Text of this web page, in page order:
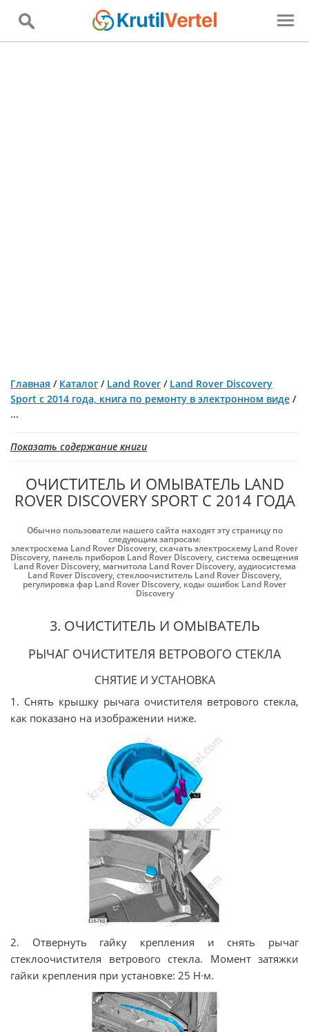
Главная / Каталог / Land Rover / Land Rover Discovery
Sport с 2014 года, книга по ремонту в электронном виде /
...
Показать содержание книги
ОЧИСТИТЕЛЬ И ОМЫВАТЕЛЬ LAND
ROVER DISCOVERY SPORT С 2014 ГОДА
Обычно пользователи нашего сайта находят эту страницу по
следующим запросам:
электросхема Land Rover Discovery,скачать электросхему Land Rover
Discovery, панель приборов Land Rover Discovery,система освещения
Land Rover Discovery, магнитола Land Rover Discovery,аудиосистема
Land Rover Discovery,стеклоочиститель Land Rover Discovery,
регулировка фар Land Rover Discovery, коды ошибок Land Rover
Discovery
3. ОЧИСТИТЕЛЬ И ОМЫВАТЕЛЬ
РЫЧАГ ОЧИСТИТЕЛЯ ВЕТРОВОГО СТЕКЛА
СНЯТИЕ И УСТАНОВКА
1. Снять крышку рычага очистителя ветрового стекла,
как показано на изображении ниже.
2. Отвернуть гайку крепления и снять рычаг
стеклоочистителя ветрового стекла. Момент затяжки
гайки крепления при установке: 25 Н∙м.